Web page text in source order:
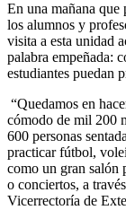
En una mañana que
los alumnos y
visita a esta unidad
palabra empeñada:
estudiantes puedan
“Quedamos en
cómodo de mil 200
600 personas
practicar fútbol,
como un gran salón
o conciertos, a
Vicerrectoría de